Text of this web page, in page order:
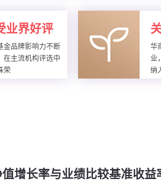
业界好评
金品牌影响力不断
在主流机构评选中
荣
华
业
纳
增长率与业绩比较基准收益